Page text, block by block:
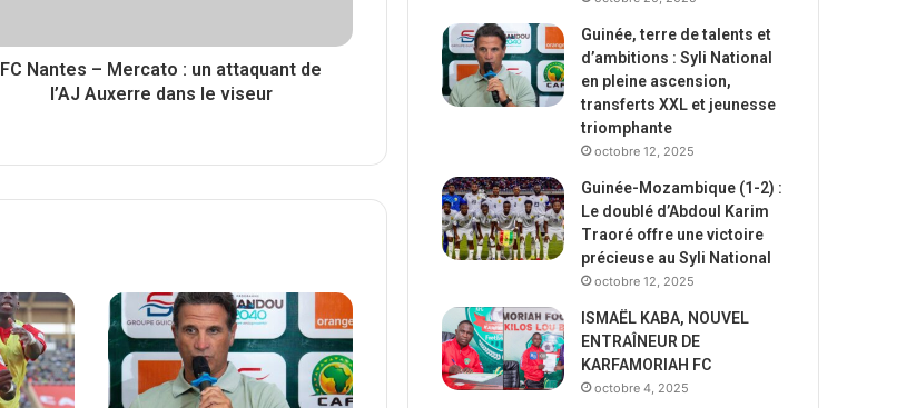
FC Nantes – Mercato : un attaquant de
l’AJ Auxerre dans le viseur
Guinée, terre de talents et
d’ambitions : Syli National
en pleine ascension,
transferts XXL et jeunesse
triomphante
octobre 12, 2025
Guinée-Mozambique (1-2) :
Le doublé d’Abdoul Karim
Traoré offre une victoire
précieuse au Syli National
octobre 12, 2025
ISMAËL KABA, NOUVEL
ENTRAÎNEUR DE
KARFAMORIAH FC
octobre 4, 2025